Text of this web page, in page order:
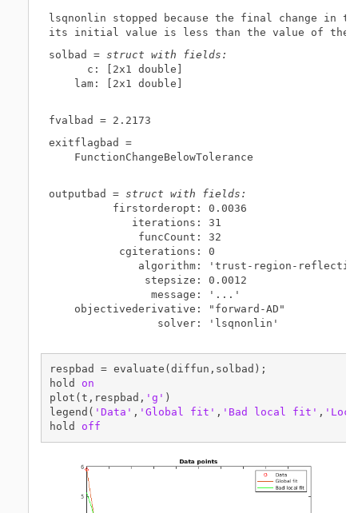
lsqnonlin stopped because the final change in
solbad = struct with fields:
      c: [2x1 double]
    lam: [2x1 double]
exitflagbad =
    FunctionChangeBelowTolerance
outputbad = struct with fields:
          firstorderopt: 0.0036
             iterations: 31
              funcCount: 32
           cgiterations: 0
algorithm: 'trust-region-
               stepsize: 0.0012
                message: '...'
    objectivederivative: "forward-AD"
                 solver: 'lsqnonlin'
respbad = evaluate(diffun,solbad);
hold on
plot(t,respbad, 'g' )
legend( 'Data' , 'Global fit' , 'Bad local fit' ,
hold off